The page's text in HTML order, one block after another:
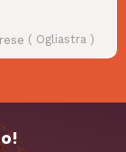
( Ogliastra)